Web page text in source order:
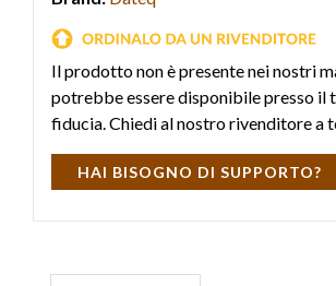
Il prodotto non è presente nei nostri
potrebbe essere disponibile presso il
fiducia. Chiedi al nostro rivenditore a
HAI BISOGNO DI SUPPORTO?